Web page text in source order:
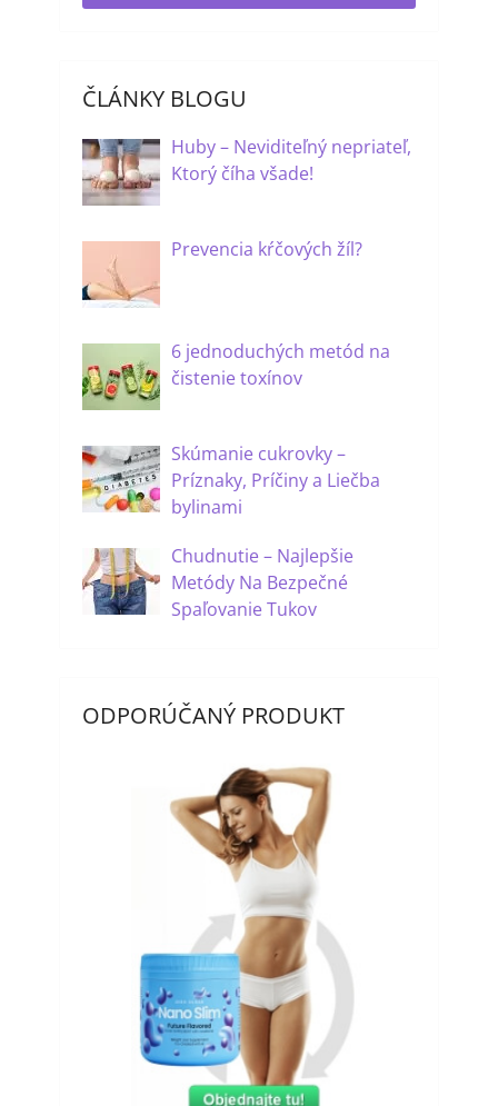
ČLÁNKY BLOGU
Huby – Neviditeľný nepriateľ,
Ktorý číha všade!
Prevencia kŕčových žíl?
6 jednoduchých metód na
čistenie toxínov
Skúmanie cukrovky –
Príznaky, Príčiny a Liečba
bylinami
Chudnutie – Najlepšie
Metódy Na Bezpečné
Spaľovanie Tukov
ODPORÚČANÝ PRODUKT